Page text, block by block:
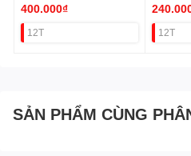
31,SF114-32 ZIN BẠC
400.000₫
12T
(ĐEN)
12T
SẢN PHẨM CÙNG